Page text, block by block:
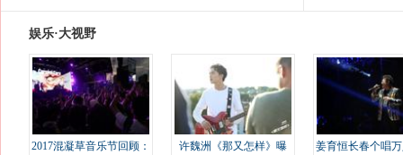
娱乐·大视野
2017混凝草音乐节回顾：
许魏洲《那又怎样》曝
姜育恒长春个唱